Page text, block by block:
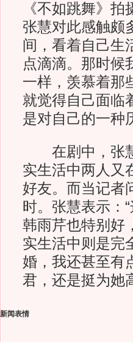
《不如跳舞》
张慧对此感触颇
间，看着自己生
点滴滴。那时候
一样，羡慕着那
就觉得自己面临
是对自己的一种
在剧中，张慧
实生活中两人又
好友。而当记者
时。张慧表示：
韩雨芹也特别好
实生活中则是完
婚，我还甚至有
君，还是挺为她
新闻表情